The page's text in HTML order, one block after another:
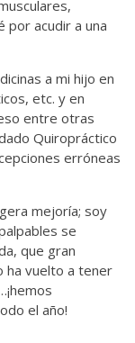
por acudir a una
a mi hijo en
etc. y en
entre otras
Quiropráctico
erróneas
mejoría; soy
se
que gran
ha vuelto a tener
el año!